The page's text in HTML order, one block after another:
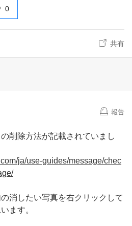
0
共有
報告
削除方法が記載されていまし
ja/use-guides/message/chec
消したい写真を右クリックして
ます。